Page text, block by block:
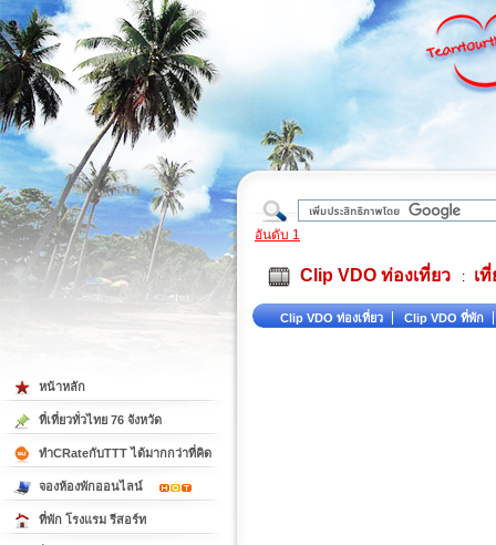
ต้
อันดับ 1
Clip VDO ท่องเที่ยว : เ
Clip VDO ท่องเที่ยว Clip VDO ที่พัก
หน้าหลัก
ที่เที่ยวทั่วไทย 76 จังหวัด
ทำCRateกับTTT ได้มากกว่าที่คิด
จองห้องพักออนไลน์
ที่พัก โรงแรม รีสอร์ท